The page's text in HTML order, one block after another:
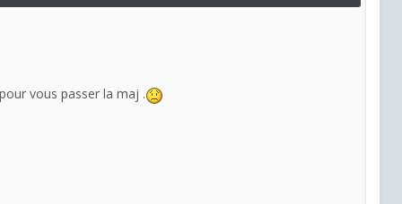
vous passer la maj .